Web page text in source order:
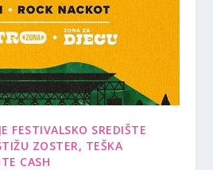
FESTIVALSKO SREDIŠTE
ZOSTER, TEŠKA
CASH